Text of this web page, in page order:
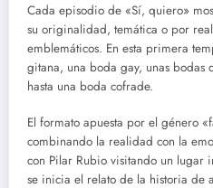
Cada episodio de «Sí, quiero»
su originalidad, temática o por
emblemáticos. En esta primera
gitana, una boda gay, unas bodas
hasta una boda cofrade.
El formato apuesta por el género
combinando la realidad con la
con Pilar Rubio visitando un lugar
se inicia el relato de la historia de